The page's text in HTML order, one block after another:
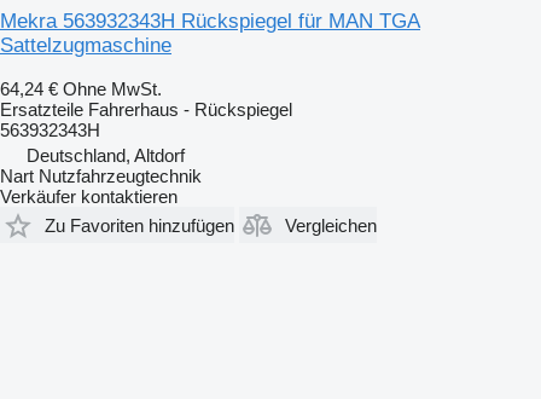
Mekra 563932343H Rückspiegel für MAN TGA
Sattelzugmaschine
64,24 € Ohne MwSt.
Ersatzteile Fahrerhaus - Rückspiegel
563932343H
Deutschland, Altdorf
Nart Nutzfahrzeugtechnik
Verkäufer kontaktieren
Zu Favoriten hinzufügen
Vergleichen